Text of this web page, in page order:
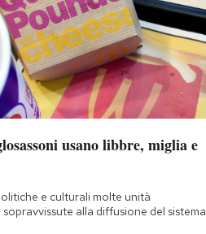
usano libbre, miglia e
e culturali molte unità
alla diffusione del sistema